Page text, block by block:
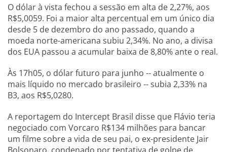
O dólar à vista fechou a sessão em alta de 2,27%, aos
R$5,0059. Foi a maior alta percentual em um único dia
desde 5 de dezembro do ano passado, quando a
moeda norte-americana subiu 2,34%. No ano, a divisa
dos EUA passou a acumular baixa de 8,80% ante o real.
Às 17h05, o dólar futuro para junho -- atualmente o
mais líquido no mercado brasileiro -- subia 2,33% na
B3, aos R$5,0280.
A reportagem do Intercept Brasil disse que Flávio teria
negociado com Vorcaro R$134 milhões para bancar
um filme sobre a vida de seu pai, o ex-presidente Jair